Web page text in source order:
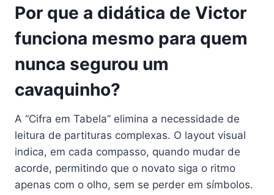
Por que a didática de Victor
funciona mesmo para quem
nunca segurou um
cavaquinho?
A “Cifra em Tabela” elimina a necessidade de
leitura de partituras complexas. O layout visual
indica, em cada compasso, quando mudar de
acorde, permitindo que o novato siga o ritmo
apenas com o olho, sem se perder em símbolos.